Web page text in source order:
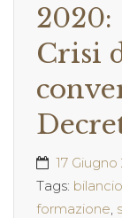
2020:
Crisi
17 Giugno
Tags:
formazione